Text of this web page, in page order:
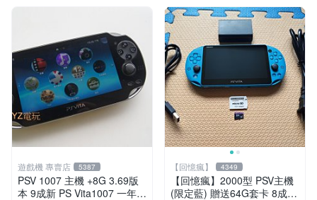
遊戲機 專賣店 5387
PSV 1007 主機 +8G 3.69版
本 9成新 PS Vita1007 一年保
【回憶瘋】 4349
【回憶瘋】2000型 PSV主機
(限定藍) 贈送64G套卡 8成5